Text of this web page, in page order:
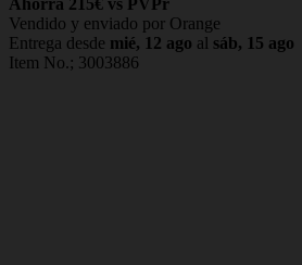
Vendido y enviado por Orange
Entrega desde mié, 12 ago al sáb, 15 ago
Item No.; 3003886